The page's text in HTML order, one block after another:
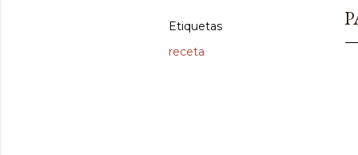
Etiquetas
receta